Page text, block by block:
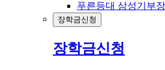
푸른등대 삼성기부
장학금신청
장학금신청